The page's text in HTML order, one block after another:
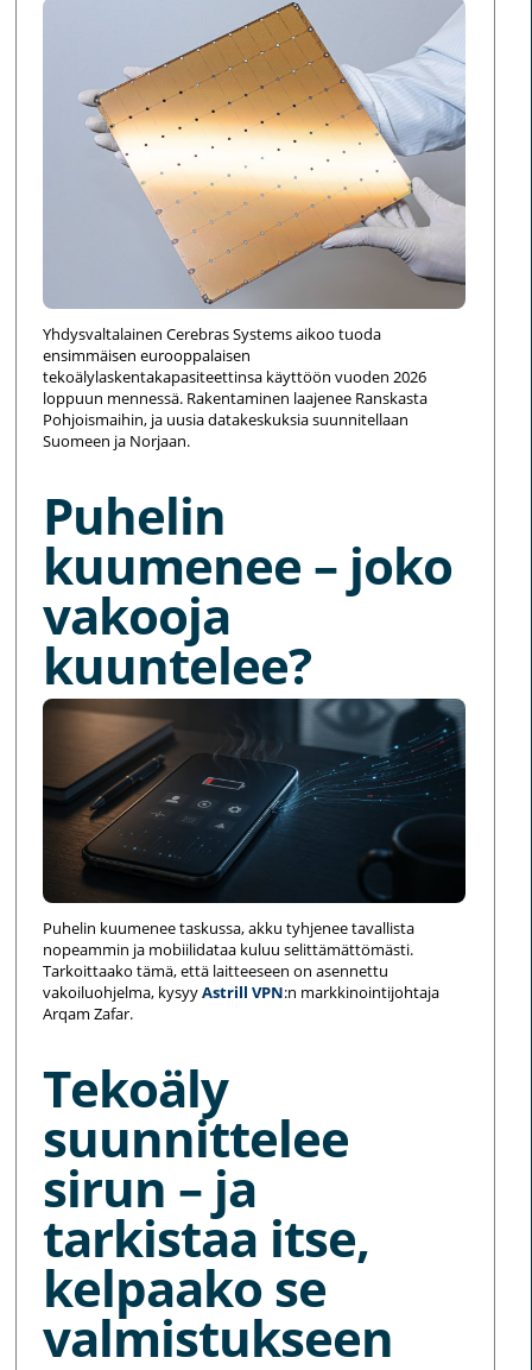
Yhdysvaltalainen Cerebras Systems aikoo tuoda
ensimmäisen eurooppalaisen
tekoälylaskentakapasiteettinsa käyttöön vuoden 2026
loppuun mennessä. Rakentaminen laajenee Ranskasta
Pohjoismaihin, ja uusia datakeskuksia suunnitellaan
Suomeen ja Norjaan.
Puhelin
kuumenee – joko
vakooja
kuuntelee?
Puhelin kuumenee taskussa, akku tyhjenee tavallista
nopeammin ja mobiilidataa kuluu selittämättömästi.
Tarkoittaako tämä, että laitteeseen on asennettu
vakoiluohjelma, kysyyAstrill VPN:n markkinointijohtaja
Arqam Zafar.
Tekoäly
suunnittelee
sirun – ja
tarkistaa itse,
kelpaako se
valmistukseen